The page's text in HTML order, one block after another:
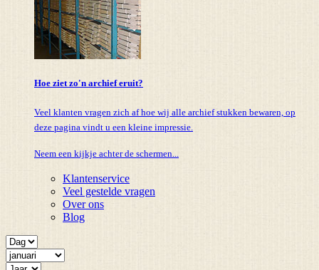
Hoe ziet zo'n archief eruit?
Veel klanten vragen zich af hoe wij alle archief stukken bewaren, op
deze pagina vindt u een kleine impressie.
Neem een kijkje achter de schermen...
Klantenservice
Veel gestelde vragen
Over ons
Blog